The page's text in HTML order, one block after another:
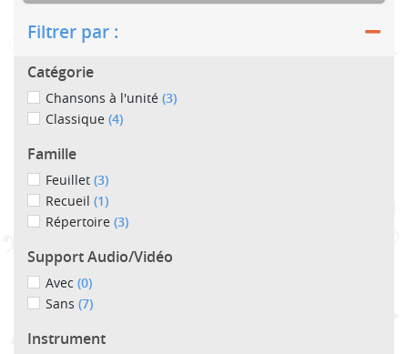
Filtrer par :
Catégorie
Chansons à l'unité (3)
Classique (4)
Famille
Feuillet (3)
Recueil (1)
Répertoire (3)
Support Audio/Vidéo
Avec (0)
Sans (7)
Instrument